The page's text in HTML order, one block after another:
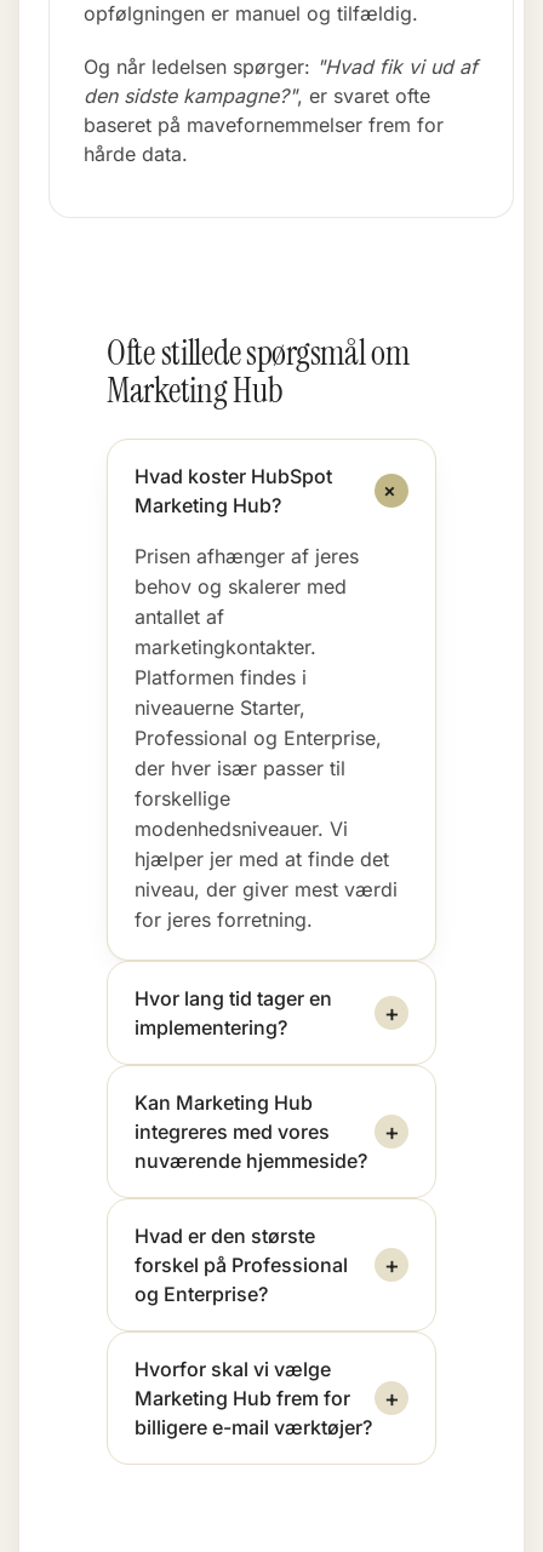
opfølgningen er manuel og tilfældig.
Og når ledelsen spørger: "Hvad fik vi ud af
den sidste kampagne?", er svaret ofte
baseret på mavefornemmelser frem for
hårde data.
Ofte stillede spørgsmål om
Marketing Hub
Hvad koster HubSpot
Marketing Hub?
+
Prisen afhænger af jeres
behov og skalerer med
antallet af
marketingkontakter.
Platformen findes i
niveauerne Starter,
Professional og Enterprise,
der hver især passer til
forskellige
modenhedsniveauer. Vi
hjælper jer med at finde det
niveau, der giver mest værdi
for jeres forretning.
Hvor lang tid tager en
implementering?
+
Kan Marketing Hub
integreres med vores
nuværende hjemmeside?
+
Hvad er den største
forskel på Professional
og Enterprise?
+
Hvorfor skal vi vælge
Marketing Hub frem for
billigere e-mail værktøjer?
+